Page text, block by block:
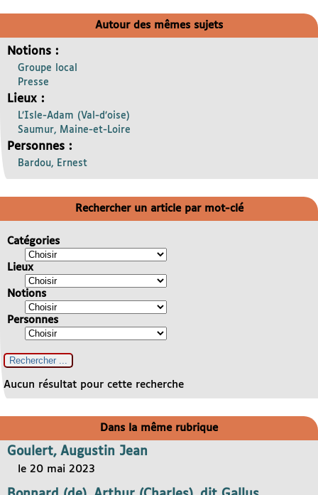
Autour des mêmes sujets
Notions :
Groupe local
Presse
Lieux :
L’Isle-Adam (Val-d’oise)
Saumur, Maine-et-Loire
Personnes :
Bardou, Ernest
Rechercher un article par mot-clé
Catégories
Lieux
Notions
Personnes
Aucun résultat pour cette recherche
Dans la même rubrique
Goulert, Augustin Jean
le 20 mai 2023